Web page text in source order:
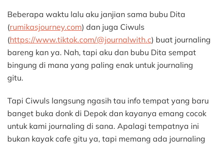
Creative
House
Beberapa waktu lalu aku janjian sama bubu Dita
(rumikasjourney.com) dan juga Ciwuls
(https://www.tiktok.com/@journalwith.c) buat journaling
bareng kan ya. Nah, tapi aku dan bubu Dita sempat
bingung di mana yang paling enak untuk journaling
gitu.
Tapi Ciwuls langsung ngasih tau info tempat yang baru
banget buka donk di Depok dan kayanya emang cocok
untuk kami journaling di sana. Apalagi tempatnya ini
bukan kayak cafe gitu ya, tapi memang ada journaling